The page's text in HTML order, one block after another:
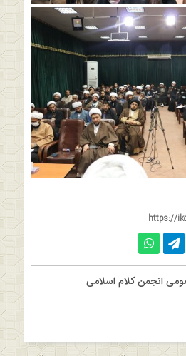
https://
انجمن کلام اسلامی